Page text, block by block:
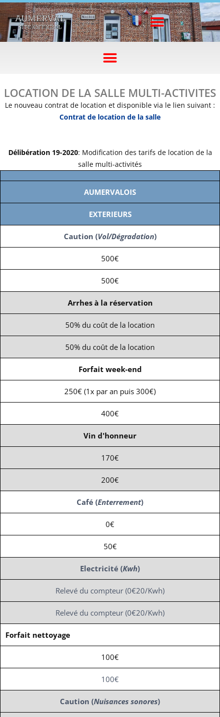
LOCATION DE LA SALLE MULTI-ACTIVITES
Le nouveau contrat de location et disponible via le lien suivant :
Contrat de location de la salle
Délibération 19-2020: Modification des tarifs de location de la
salle multi-activités
AUMERVALOIS
EXTERIEURS
Caution (Vol/Dégradation)
500€
500€
Arrhes à la réservation
50% du coût de la location
50% du coût de la location
Forfait week-end
250€ (1x par an puis 300€)
400€
Vin d'honneur
170€
200€
Café (Enterrement)
0€
50€
Electricité (Kwh)
Relevé du compteur (0€20/Kwh)
Relevé du compteur (0€20/Kwh)
Forfait nettoyage
100€
100€
Caution (Nuisances sonores)